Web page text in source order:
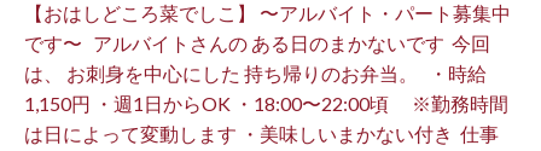
【おはしどころ菜でしこ】 〜アルバイト・パート募集中
です〜 ⁡ ⁡ アルバイトさんの ある日のまかないです ⁡ 今回
は、 お刺身を中心にした 持ち帰りのお弁当。 ⁡ ⁡ ・時給
1,150円 ・週1日からOK ・18:00〜22:00頃 ※勤務時間
は日によって変動します ・美味しいまかない付き ⁡ 仕事